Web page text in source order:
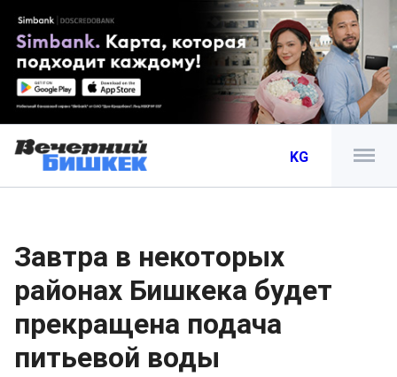
KG
Завтра в некоторых
районах Бишкека будет
прекращена подача
питьевой воды